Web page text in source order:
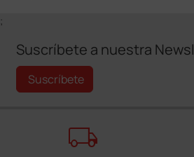
;
Suscríbete a nuestra
Suscríbete
local_shipping